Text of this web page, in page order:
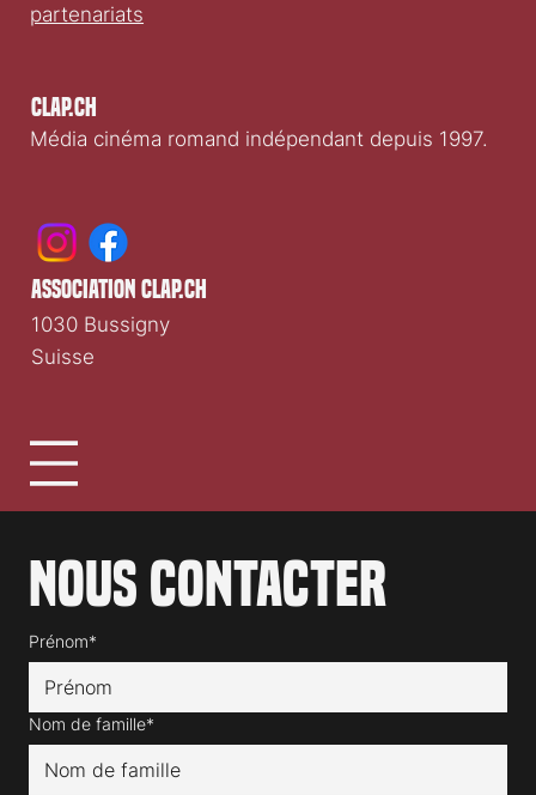
Clap.ch
Média cinéma romand indépendant depuis 1997.
partenariats
Nous contacter
Prénom*
Nom de famille*
association clap.ch
1030 Bussigny
Suisse